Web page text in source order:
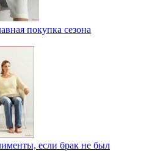
покупка сезона
если брак не был